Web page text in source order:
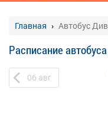
Главная Автобус
Расписание
06 авг